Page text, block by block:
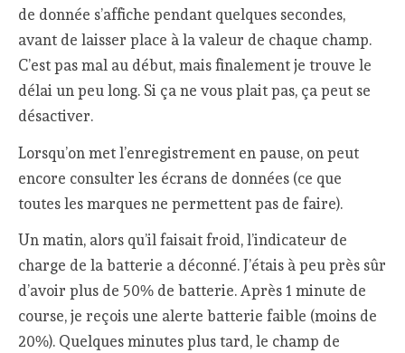
de donnée s’affiche pendant quelques secondes,
avant de laisser place à la valeur de chaque champ.
C’est pas mal au début, mais finalement je trouve le
délai un peu long. Si ça ne vous plait pas, ça peut se
désactiver.
Lorsqu’on met l’enregistrement en pause, on peut
encore consulter les écrans de données (ce que
toutes les marques ne permettent pas de faire).
Un matin, alors qu’il faisait froid, l’indicateur de
charge de la batterie a déconné. J’étais à peu près sûr
d’avoir plus de 50% de batterie. Après 1 minute de
course, je reçois une alerte batterie faible (moins de
20%). Quelques minutes plus tard, le champ de